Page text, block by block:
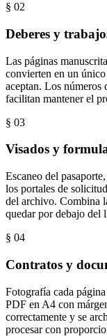
§ 02
Deberes y
Las páginas
convierten en un
aceptan. Los números
facilitan mantener el
§ 03
Visados y
Escaneo del
los portales de
del archivo. Combina
quedar por debajo del
§ 04
Contratos y
Fotografía cada
PDF en A4 con
correctamente y se
procesar con